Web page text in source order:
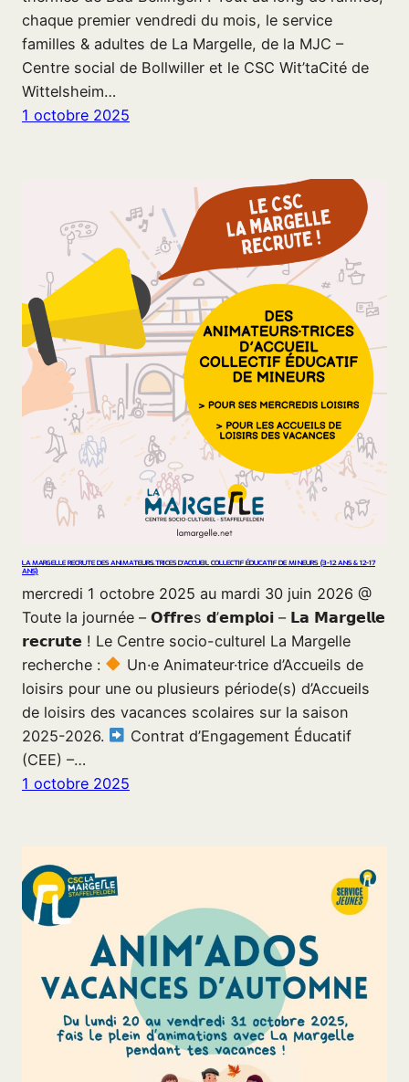
chaque premier vendredi du mois, le service
familles & adultes de La Margelle, de la MJC –
Centre social de Bollwiller et le CSC Wit’taCité de
Wittelsheim…
1 octobre 2025
LA MARGELLE RECRUTE DES ANIMATEURS.TRICES D’ACCUEIL COLLECTIF ÉDUCATIF DE MINEURS (3-12 ANS & 12-17
ANS)
mercredi 1 octobre 2025 au mardi 30 juin 2026 @
Toute la journée – 𝗢𝗳𝗳𝗿𝗲s 𝗱’𝗲𝗺𝗽𝗹𝗼𝗶 – 𝗟𝗮 𝗠𝗮𝗿𝗴𝗲𝗹𝗹𝗲
𝗿𝗲𝗰𝗿𝘂𝘁𝗲 ! Le Centre socio-culturel La Margelle
recherche :
Un·e Animateur·trice d’Accueils de
loisirs pour une ou plusieurs période(s) d’Accueils
de loisirs des vacances scolaires sur la saison
2025-2026.
Contrat d’Engagement Éducatif
(CEE) –…
1 octobre 2025